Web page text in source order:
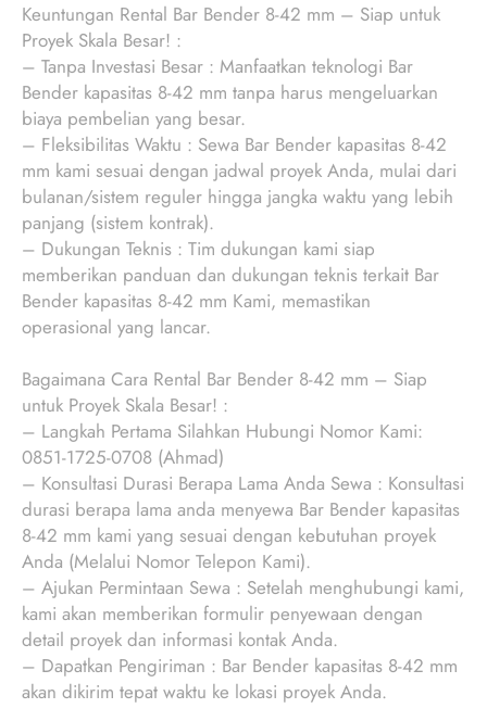
Keuntungan Rental Bar Bender 8-42 mm – Siap untuk
Proyek Skala Besar! :
– Tanpa Investasi Besar : Manfaatkan teknologi Bar
Bender kapasitas 8-42 mm tanpa harus mengeluarkan
biaya pembelian yang besar.
– Fleksibilitas Waktu : Sewa Bar Bender kapasitas 8-42
mm kami sesuai dengan jadwal proyek Anda, mulai dari
bulanan/sistem reguler hingga jangka waktu yang lebih
panjang (sistem kontrak).
– Dukungan Teknis : Tim dukungan kami siap
memberikan panduan dan dukungan teknis terkait Bar
Bender kapasitas 8-42 mm Kami, memastikan
operasional yang lancar.
Bagaimana Cara Rental Bar Bender 8-42 mm – Siap
untuk Proyek Skala Besar! :
– Langkah Pertama Silahkan Hubungi Nomor Kami:
0851-1725-0708 (Ahmad)
– Konsultasi Durasi Berapa Lama Anda Sewa : Konsultasi
durasi berapa lama anda menyewa Bar Bender kapasitas
8-42 mm kami yang sesuai dengan kebutuhan proyek
Anda (Melalui Nomor Telepon Kami).
– Ajukan Permintaan Sewa : Setelah menghubungi kami,
kami akan memberikan formulir penyewaan dengan
detail proyek dan informasi kontak Anda.
– Dapatkan Pengiriman : Bar Bender kapasitas 8-42 mm
akan dikirim tepat waktu ke lokasi proyek Anda.